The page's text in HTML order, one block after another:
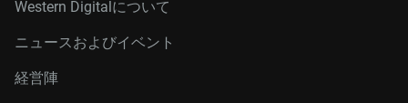
Western Digitalについて
ニュースおよびイベント
経営陣